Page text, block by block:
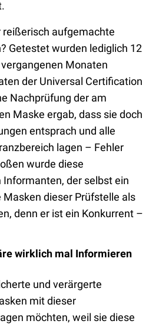
aufgemachte
Getestet wurden lediglich 12
Monaten
der Universal Certification
Nachprüfung der am
Maske ergab, dass sie doch
entsprach und alle
lagen – Fehler
wurde diese
der selbst ein
dieser Prüfstelle als
denn er ist ein Konkurrent –
wirklich mal Informieren
und verärgerte
mit dieser
möchten, weil sie diese